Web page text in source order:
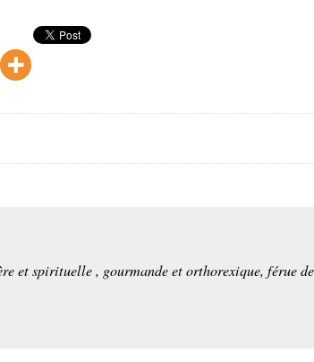
et spirituelle , gourmande et orthorexique, férue